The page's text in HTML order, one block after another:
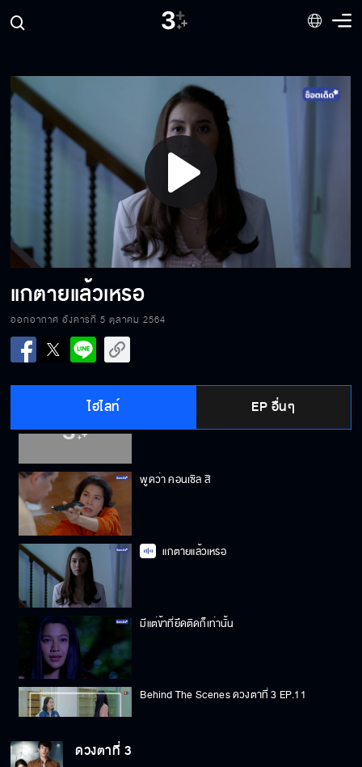
Play
Video
แกตายแล้วเหรอ
ออกอากาศ อังคารที่ 5 ตุลาคม 2564
ไฮไลท์ EP อื่นๆ
ขอกอดแกหน่อยได้มั้ยวะ
ครูรักผม
ทิ้งเขาเพราะกลัวตัวจะตาย
พูดว่า คอนเซิล สิ
แกตายแล้วเหรอ
มีแต่ข้าที่ยึดติดก็เท่านั้น
Behind The Scenes ดวงตาที่ 3 EP.11
ดวงตาที่ 3